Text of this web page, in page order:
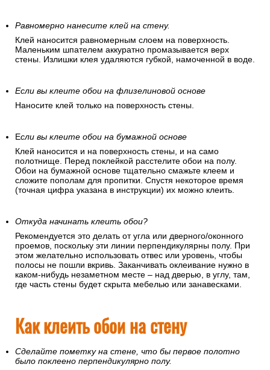
Равномерно нанесите клей на стену.
Клей наносится равномерным слоем на поверхность.
Маленьким шпателем аккуратно промазывается верх
стены. Излишки клея удаляются губкой, намоченной в воде.
Если вы клеите обои на флизелиновой основе
Наносите клей только на поверхность стены.
Если вы клеите обои на бумажной основе
Клей наносится и на поверхность стены, и на само
полотнище. Перед поклейкой расстелите обои на полу.
Обои на бумажной основе тщательно смажьте клеем и
сложите пополам для пропитки. Спустя некоторое время
(точная цифра указана в инструкции) их можно клеить.
Откуда начинать клеить обои?
Рекомендуется это делать от угла или дверного/оконного
проемов, поскольку эти линии перпендикулярны полу. При
этом желательно использовать отвес или уровень, чтобы
полосы не пошли вкривь. Заканчивать оклеивание нужно в
каком-нибудь незаметном месте – над дверью, в углу, там,
где часть стены будет скрыта мебелью или занавесками.
Как клеить обои на стену
Сделайте пометку на стене, что бы первое полотно
было поклеено перпендикулярно полу.